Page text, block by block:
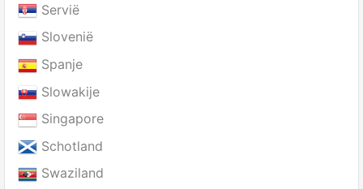
Servië
Slovenië
Spanje
Slowakije
Singapore
Schotland
Swaziland